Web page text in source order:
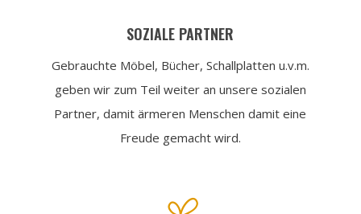
SOZIALE PARTNER
Gebrauchte Möbel, Bücher, Schallplatten u.v.m.
geben wir zum Teil weiter an unsere sozialen
Partner, damit ärmeren Menschen damit eine
Freude gemacht wird.